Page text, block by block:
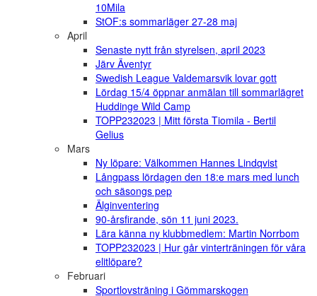
10Mila
StOF:s sommarläger 27-28 maj
April
Senaste nytt från styrelsen, april 2023
Järv Äventyr
Swedish League Valdemarsvik lovar gott
Lördag 15/4 öppnar anmälan till sommarlägret
Huddinge Wild Camp
TOPP232023 | Mitt första Tiomila - Bertil
Gelius
Mars
Ny löpare: Välkommen Hannes Lindqvist
Långpass lördagen den 18:e mars med lunch
och säsongs pep
Älginventering
90-årsfirande, sön 11 juni 2023.
Lära känna ny klubbmedlem: Martin Norrbom
TOPP232023 | Hur går vinterträningen för våra
elitlöpare?
Februari
Sportlovsträning i Gömmarskogen